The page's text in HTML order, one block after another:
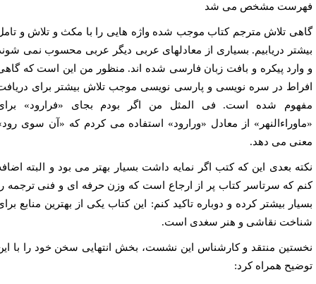
مشخص می شد
تلاش مترجم کتاب موجب شده واژه هایی را با مکث و تلاش و تامل
دریابیم. بسیاری از معادلهای عربی دیگر عربی محسوب نمی شوند
پیکره و بافت زبان فارسی شده اند. منظور من این است که گاهی
در سره نویسی و پارسی نویسی موجب تلاش بیشتر برای دریافت
شده است. فی المثل من اگر بودم بجای «فرارود» برای
از معادل «ورارود» استفاده می کردم که «آن سوی رود»
می دهد.
بعدی این که کتب اگر نمایه داشت بسیار بهتر می بود و البته اضافه
که سرتاسر کتاب پر از ارجاع است که وزن حرفه ای و فنی ترجمه را
بیشتر کرده و دوباره تاکید کنم: این کتاب یکی از بهترین منابع برای
نقاشی و هنر سغدی است.
منتقد و کارشناس این نشست، بخش انتهایی سخن خود را با این
همراه کرد: